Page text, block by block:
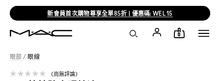
新會員首次購物尊享全單85折 | 優惠碼: WEL15
0
眼部 / 眼線
尚無評論